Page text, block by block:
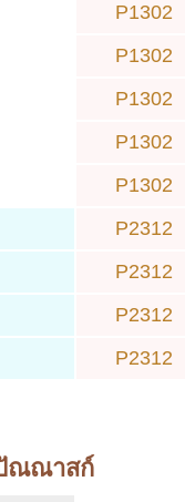
P1302
P1302
P1302
P1302
P1302
P2312
P2312
P2312
P2312
ปัณณาสก์